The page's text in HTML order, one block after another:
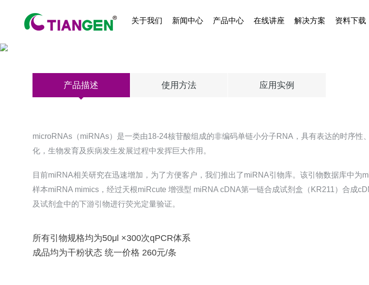
关于我们 新闻中心 产品中心 在线讲座 解决方案 资料下载
产品描述 使用方法 应用实例
microRNAs（miRNAs）是一类由18-24核苷酸组成的非编码单链小分子RNA，具有表达的时序
化，生物发育及疾病发生发展过程中发挥巨大作用。
目前miRNA相关研究在迅速增加，为了方便客户，我们推出了miRNA引物库。该引物数据库中
样本miRNA mimics，经过天根miRcute 增强型 miRNA cDNA第一链合成试剂盒（KR211）合成
及试剂盒中的下游引物进行荧光定量验证。
所有引物规格均为50μl ×300次qPCR体系
成品均为干粉状态 统一价格 260元/条